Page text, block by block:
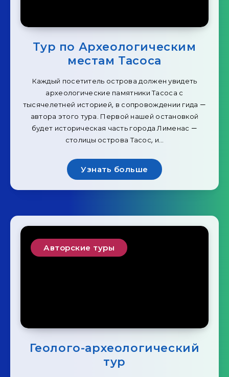
Тур по Археологическим
местам Тасоса
Каждый посетитель острова должен увидеть
археологические памятники Тасоса с
тысячелетней историей, в сопровождении гида —
автора этого тура. Первой нашей остановкой
будет историческая часть города Лименас —
столицы острова Тасос, и…
Узнать больше
Авторские туры
Геолого-археологический
тур